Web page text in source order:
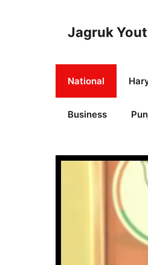
Jagruk
National
Business